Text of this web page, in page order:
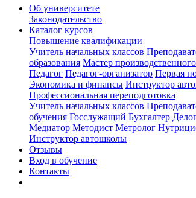
Об университете
Законодательство
Каталог курсов
Повышение квалификации
Учитель начальных классов
образования Мастер
Педагог Педагог-организатор Первая
Экономика и финансы Инструктор
Профессиональная переподготовка
Учитель начальных классов
обучения Госслужащий Бухгалтер
Медиатор Методист Метролог
Инструктор автошколы
Отзывы
Вход в обучение
Контакты